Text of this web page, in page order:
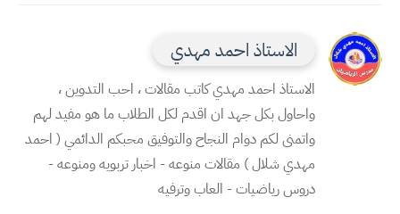
الاستاذ احمد مهدي
الاستاذ احمد مهدي كاتب مقالات ، احب التدوين ،
واحاول بكل جهد ان اقدم لكل الطلاب ما هو مفيد لهم
واتمنى لكم دوام النجاح والتوفيق محبكم الدائمي ( احمد
مهدي شلال ) مقالات منوعه - اخبار تربويه ومنوعه -
دروس رياضيات - العاب وترفيه